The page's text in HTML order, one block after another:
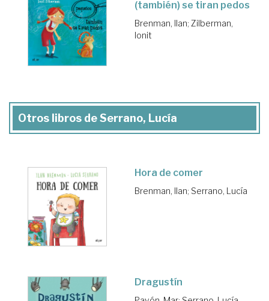
(también) se tiran pedos
Brenman, Ilan; Zilberman,
Ionit
Otros libros de Serrano, Lucía
Hora de comer
Brenman, Ilan; Serrano, Lucía
Dragustín